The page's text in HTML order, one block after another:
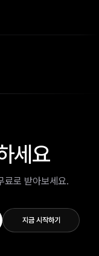
세요
료로 받아보세요.
지금 시작하기